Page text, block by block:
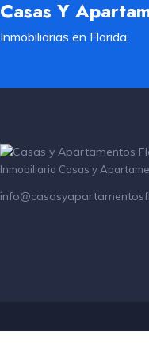
Casas Y
Inmobiliarias en Florida.
Inmobiliaria Casas y